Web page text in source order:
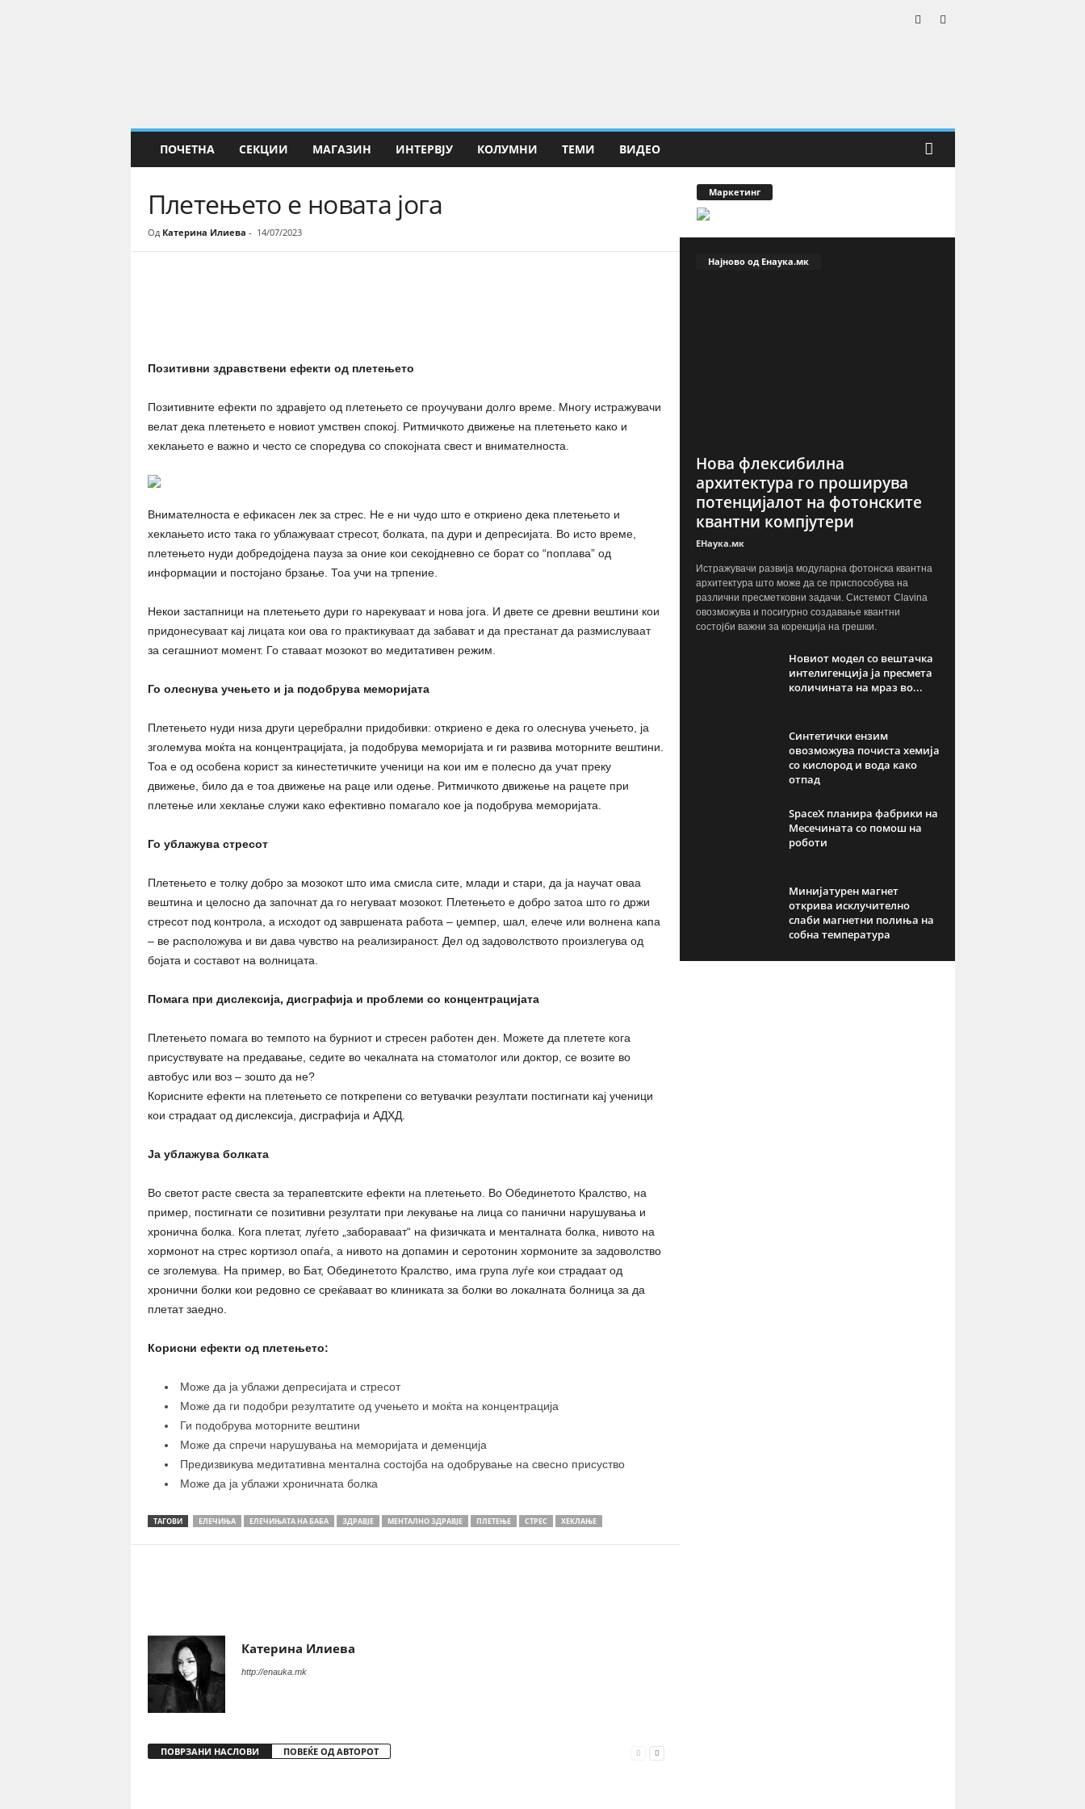
ПОЧЕТНА СЕКЦИИ МАГАЗИН ИНТЕРВЈУ КОЛУМНИ ТЕМИ ВИДЕО
Плетењето е новата јога
Од Катерина Илиева - 14/07/2023
Позитивни здравствени ефекти од плетењето
Позитивните ефекти по здравјето од плетењето се проучувани долго време. Многу истражувачи
велат дека плетењето е новиот умствен спокој. Ритмичкото движење на плетењето како и
хеклањето е важно и често се споредува со спокојната свест и внимателноста.
Внимателноста е ефикасен лек за стрес. Не е ни чудо што е откриено дека плетењето и
хеклањето исто така го ублажуваат стресот, болката, па дури и депресијата. Во исто време,
плетењето нуди добредојдена пауза за оние кои секојдневно се борат со “поплава” од
информации и постојано брзање. Тоа учи на трпение.
Некои застапници на плетењето дури го нарекуваат и нова јога. И двете се древни вештини кои
придонесуваат кај лицата кои ова го практикуваат да забават и да престанат да размислуваат
за сегашниот момент. Го ставаат мозокот во медитативен режим.
Го олеснува учењето и ја подобрува меморијата
Плетењето нуди низа други церебрални придобивки: откриено е дека го олеснува учењето, ја
зголемува моќта на концентрацијата, ја подобрува меморијата и ги развива моторните вештини.
Тоа е од особена корист за кинестетичките ученици на кои им е полесно да учат преку
движење, било да е тоа движење на раце или одење. Ритмичкото движење на рацете при
плетење или хеклање служи како ефективно помагало кое ја подобрува меморијата.
Го ублажува стресот
Плетењето е толку добро за мозокот што има смисла сите, млади и стари, да ја научат оваа
вештина и целосно да започнат да го негуваат мозокот. Плетењето е добро затоа што го држи
стресот под контрола, а исходот од завршената работа – џемпер, шал, елече или волнена капа
– ве расположува и ви дава чувство на реализираност. Дел од задоволството произлегува од
бојата и составот на волницата.
Помага при дислексија, дисграфија и проблеми со концентрацијата
Плетењето помага во темпото на бурниот и стресен работен ден. Можете да плетете кога
присуствувате на предавање, седите во чекалната на стоматолог или доктор, се возите во
автобус или воз – зошто да не?
Корисните ефекти на плетењето се поткрепени со ветувачки резултати постигнати кај ученици
кои страдаат од дислексија, дисграфија и АДХД.
Ја ублажува болката
Во светот расте свеста за терапевтските ефекти на плетењето. Во Обединетото Кралство, на
пример, постигнати се позитивни резултати при лекување на лица со панични нарушувања и
хронична болка. Кога плетат, луѓето „забораваат“ на физичката и менталната болка, нивото на
хормонот на стрес кортизол опаѓа, а нивото на допамин и серотонин хормоните за задоволство
се зголемува. На пример, во Бат, Обединетото Кралство, има група луѓе кои страдаат од
хронични болки кои редовно се среќаваат во клиниката за болки во локалната болница за да
плетат заедно.
Корисни ефекти од плетењето:
Може да ја ублажи депресијата и стресот
Може да ги подобри резултатите од учењето и моќта на концентрација
Ги подобрува моторните вештини
Може да спречи нарушувања на меморијата и деменција
Предизвикува медитативна ментална состојба на одобрување на свесно присуство
Може да ја ублажи хроничната болка
ТАГОВИ ЕЛЕЧИЊА ЕЛЕЧИЊАТА НА БАБА ЗДРАВЈЕ МЕНТАЛНО ЗДРАВЈЕ ПЛЕТЕЊЕ СТРЕС ХЕКЛАЊЕ
Катерина Илиева
http://enauka.mk
ПОВРЗАНИ НАСЛОВИ ПОВЕЌЕ ОД АВТОРОТ
Маркетинг
Најново од Енаука.мк
Нова флексибилна
архитектура го проширува
потенцијалот на фотонските
квантни компјутери
ЕНаука.мк
Истражувачи развија модуларна фотонска квантна
архитектура што може да се приспособува на
различни пресметковни задачи. Системот Clavina
овозможува и посигурно создавање квантни
состојби важни за корекција на грешки.
Новиот модел со вештачка
интелигенција ја пресмета
количината на мраз во...
Синтетички ензим
овозможува почиста хемија
со кислород и вода како
отпад
SpaceX планира фабрики на
Месечината со помош на
роботи
Минијатурен магнет
открива исклучително
слаби магнетни полиња на
собна температура